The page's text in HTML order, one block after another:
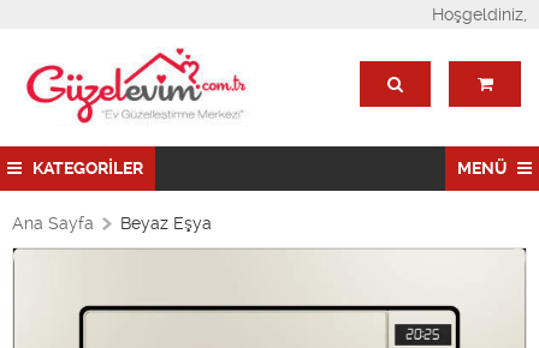
Hoşgeldiniz,
KATEGORİLER MENÜ
Ana Sayfa Beyaz Eşya